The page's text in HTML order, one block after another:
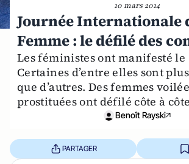
10 mars 2014
Journée Internationale
Femme : le défilé des
Les féministes ont manifesté le
Certaines d’entre elles sont
que d’autres. Des femmes
prostituées ont défilé côte à
Benoît Rayski
PARTAGER